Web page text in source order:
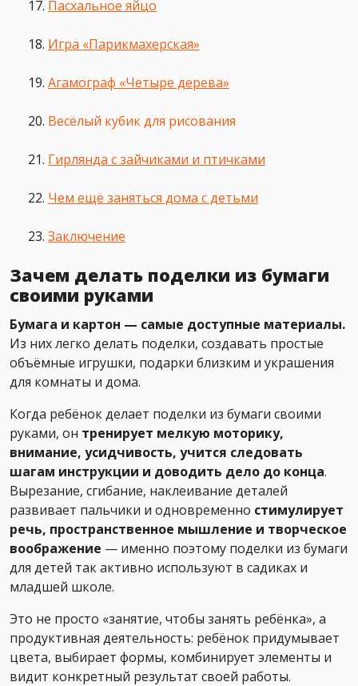
Пасхальное яйцо
Игра «Парикмахерская»
Агамограф «Четыре дерева»
Весёлый кубик для рисования
Гирлянда с зайчиками и птичками
Чем ещё заняться дома с детьми
Заключение
Зачем делать поделки из бумаги
своими руками
Бумага и картон — самые доступные материалы.
Из них легко делать поделки, создавать простые
объёмные игрушки, подарки близким и украшения
для комнаты и дома.
Когда ребёнок делает поделки из бумаги своими
руками, он тренирует мелкую моторику,
внимание, усидчивость, учится следовать
шагам инструкции и доводить дело до конца.
Вырезание, сгибание, наклеивание деталей
развивает пальчики и одновременно стимулирует
речь, пространственное мышление и творческое
воображение — именно поэтому поделки из бумаги
для детей так активно используют в садиках и
младшей школе.
Это не просто «занятие, чтобы занять ребёнка», а
продуктивная деятельность: ребёнок придумывает
цвета, выбирает формы, комбинирует элементы и
видит конкретный результат своей работы.